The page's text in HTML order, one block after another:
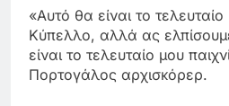
«Αυτό θα είναι το
Κύπελλο, αλλά ας
είναι το τελευταίο μου
Πορτογάλος αρχισκόρερ.